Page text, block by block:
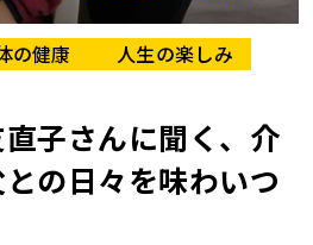
の健康
人生の楽しみ
子さんに聞く、介
の日々を味わいつ